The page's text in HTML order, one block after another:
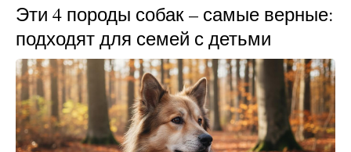
Эти 4 породы собак – самые верные:
подходят для семей с детьми